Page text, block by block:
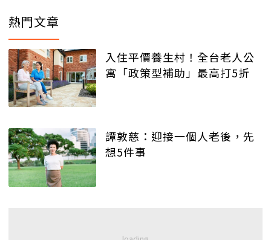
熱門文章
入住平價養生村！全台老人公
寓「政策型補助」最高打5折
譚敦慈：迎接一個人老後，先
想5件事